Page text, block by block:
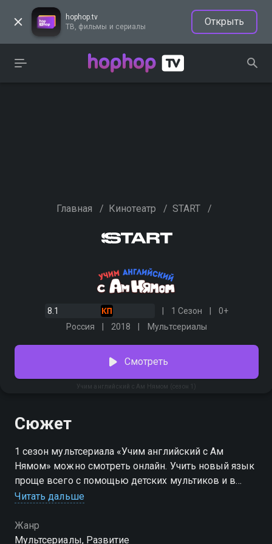
hophop.tv
ТВ, фильмы и сериалы
Открыть
Главная / Кинотеатр / START /
8.1 1 Сезон
0+
Россия
2018 Мультсериалы
Учим английский с Ам Нямом (сезон 1)
Смотреть
Сюжет
1 сезон мультсериала «Учим английский с Ам
Нямом» можно смотреть онлайн. Учить новый язык
проще всего с помощью детских мультиков и в
раннем возрасте. А ещё лучше — если материал тебе
и порой неуклюжий, но английский он знает хорошо.
Вместе с зелёным сладкоежкой детям будет очень
Читать дальше
Жанр
Мультсериалы, Развитие